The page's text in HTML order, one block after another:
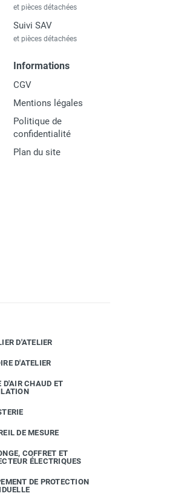
et pièces détachées
Suivi SAV
et pièces détachées
Informations
CGV
Mentions légales
Politique de
confidentialité
Plan du site
D'ATELIER
D'ATELIER
D'AIR CHAUD ET
DE MESURE
COFFRET ET
ÉLECTRIQUES
DE PROTECTION